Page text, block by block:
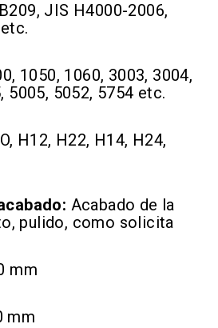
JIS H4000-2006,
1050, 1060, 3003, 3004,
5005, 5052, 5754 etc.
O, H12, H22, H14, H24,
Acabado de la
pulido, como solicita
mm
mm